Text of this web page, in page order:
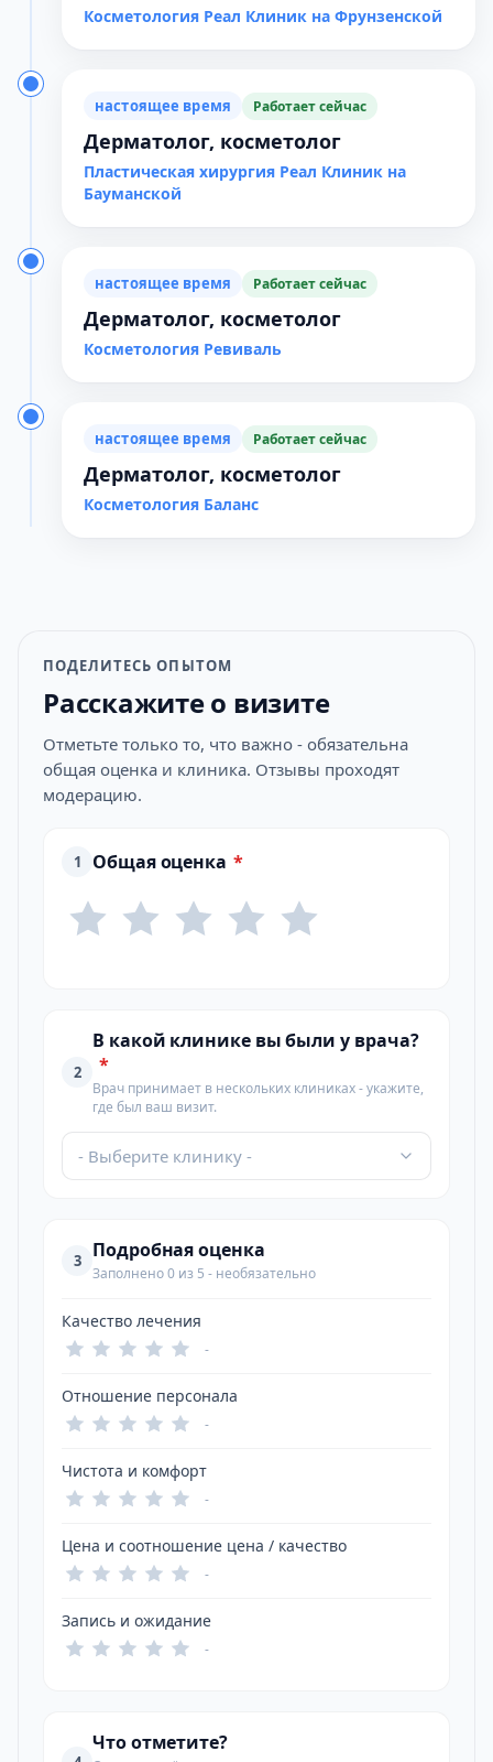
Косметология Реал Клиник на Фрунзенской
настоящее время Работает сейчас
Дерматолог, косметолог
Пластическая хирургия Реал Клиник на
Бауманской
настоящее время Работает сейчас
Дерматолог, косметолог
Косметология Ревиваль
настоящее время Работает сейчас
Дерматолог, косметолог
Косметология Баланс
ПОДЕЛИТЕСЬ ОПЫТОМ
Расскажите о визите
Отметьте только то, что важно - обязательна
общая оценка и клиника. Отзывы проходят
модерацию.
1 Общая оценка *
2
В какой клинике вы были у врача?
*
Врач принимает в нескольких клиниках - укажите,
где был ваш визит.
- Выберите клинику -
3 Подробная оценка
Заполнено 0 из 5 - необязательно
Качество лечения
-
Отношение персонала
-
Чистота и комфорт
-
Цена и соотношение цена / качество
-
Запись и ожидание
-
Что отметите?